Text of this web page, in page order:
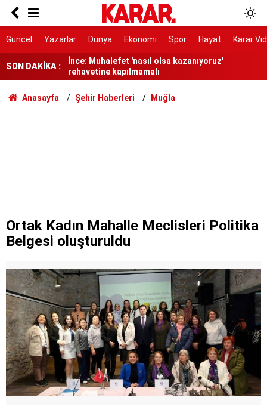
Güncel Yazarlar Dünya Ekonomi Spor Hayat Karar
SON DAKİKA :
Dedetaş: Teşekkürler Üsküdar, tebrikler Sibel
Başkanım
rehavetine kapılmamalı
Kendisinin çayını dahi içmedim
Ayrımcılığı hak etmedik
edildi
Anasayfa Şehir Haberleri Muğla
Ortak Kadın Mahalle Meclisleri Politika
Belgesi oluşturuldu